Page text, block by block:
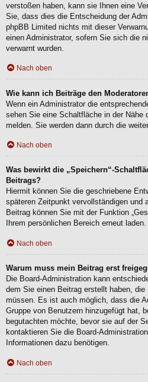
verstoßen haben, kann sie Ihnen eine
Sie, dass dies die Entscheidung der
phpBB Limited nichts mit dieser
einen Administrator, sofern Sie sich die
verwarnt wurden.
Nach oben
Wie kann ich Beiträge den
Wenn ein Administrator die
sehen Sie eine Schaltfläche in der Nähe
melden. Sie werden dann durch die
Nach oben
Was bewirkt die „Speichern“-
Beitrags?
Hiermit können Sie die geschriebene
späteren Zeitpunkt vervollständigen und
Beitrag können Sie mit der Funktion
Ihrem persönlichen Bereich erneut laden.
Nach oben
Warum muss mein Beitrag erst
Die Board-Administration kann
dem Sie einen Beitrag erstellt haben,
müssen. Es ist auch möglich, dass die
Gruppe von Benutzern hinzugefügt hat,
begutachten möchte, bevor sie auf der
kontaktieren Sie die Board-
Informationen dazu benötigen.
Nach oben